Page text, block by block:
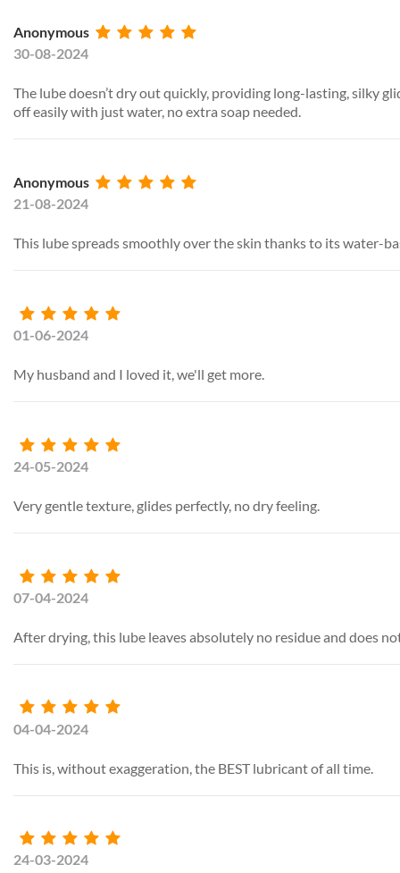
Anonymous
30-08-2024
The lube doesn’t dry out quickly, providing long-lasting, silky
off easily with just water, no extra soap needed.
Anonymous
21-08-2024
This lube spreads smoothly over the skin thanks to its water-
01-06-2024
My husband and I loved it, we'll get more.
24-05-2024
Very gentle texture, glides perfectly, no dry feeling.
07-04-2024
After drying, this lube leaves absolutely no residue and does
04-04-2024
This is, without exaggeration, the BEST lubricant of all time.
24-03-2024